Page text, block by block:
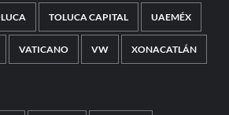
TOLUCA CAPITAL UAEMÉX
VATICANO VW XONACATLÁN